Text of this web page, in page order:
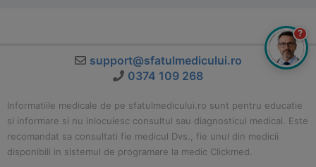
support@sfatulmedicului.ro
0374 109 268
Informatiile medicale de pe sfatulmedicului.ro sunt pentru educatie
si informare si nu inlocuiesc consultul sau diagnosticul medical. Este
recomandat sa consultati fie medicul Dvs., fie unul din medicii
disponibili in sistemul de programare la medic Clickmed.
?